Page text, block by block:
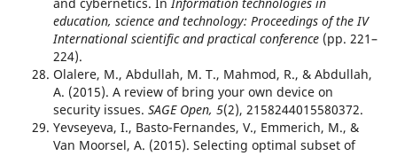
education, science and technology: Proceedings of the IV
International scientific and practical conference(pp. 221–
224).
Olalere, M., Abdullah, M. T., Mahmod, R., & Abdullah,
A. (2015). A review of bring your own device on
security issues. SAGE Open, 5(2), 2158244015580372.
Yevseyeva, I., Basto-Fernandes, V., Emmerich, M., &
Van Moorsel, A. (2015). Selecting optimal subset of